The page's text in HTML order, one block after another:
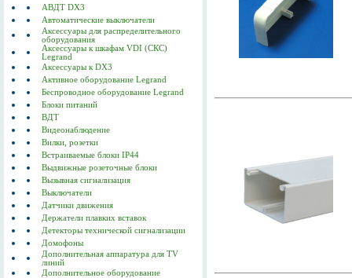
АВДТ DX3
Автоматические выключатели
Аксессуары для распределительного
оборудования
Аксессуары к шкафам VDI (СКС)
Legrand
Аксессуары к DX3
Активное оборудование Legrand
Беспроводное оборудование Legrand
Блоки питаний
ВДТ
Видеонаблюдение
Вилки, розетки
Встраиваемые блоки IP44
Выдвижные розеточные блоки
Вызывная сигнализация
Выключатели
Датчики движения
Держатели плавких вставок
Детекторы технической сигнализации
Домофоны
Дополнительная аппаратура для TV
линий
Дополнительное оборудование